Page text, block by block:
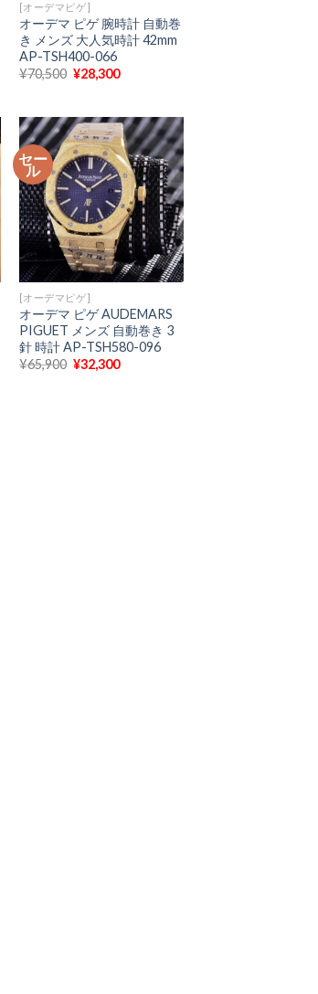
[オーデマピゲ]
オーデマ ピゲ 腕時計 自動巻
き メンズ 大人気時計 42mm
AP-TSH400-066
¥70,500 元
は
¥70,500
で
し
た。
¥28,300現
格
は
¥28,300
で
す。
セー
ル
[オーデマピゲ]
オーデマ ピゲ AUDEMARS
PIGUET メンズ 自動巻き 3
針 時計 AP-TSH580-096
¥65,900 元
¥32,300現